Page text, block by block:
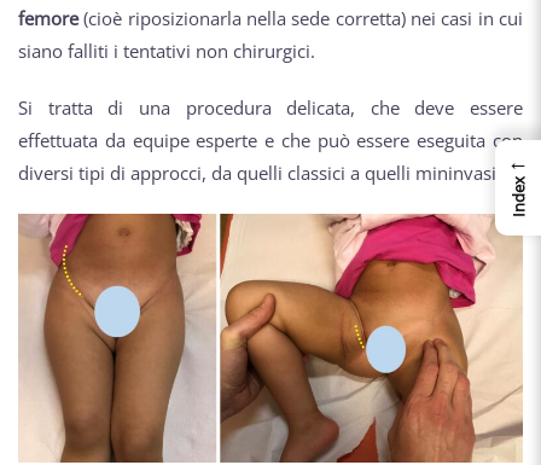
femore(cioè riposizionarla nella sede corretta) nei casi in cui
siano falliti i tentativi non chirurgici.
Si tratta di una procedura delicata, che deve essere
effettuata da equipe esperte e che può essere eseguita con
diversi tipi di approcci, da quelli classici a quelli mininvasivi.←
Index